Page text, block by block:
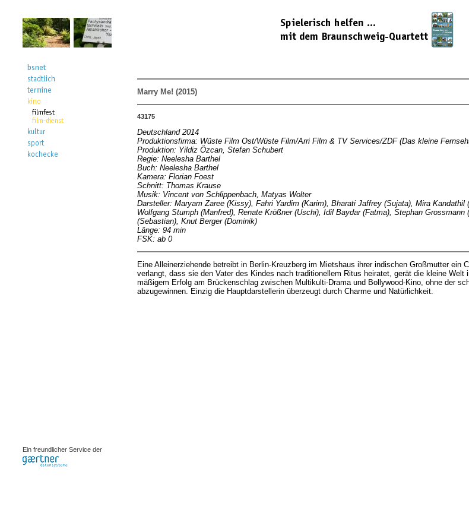
Marry Me! (2015)
43175
Deutschland 2014
Produktionsfirma: Wüste Film Ost/Wüste Film/Arri Film & TV Services/ZDF (Das kleine
Produktion: Yildiz Özcan, Stefan Schubert
Regie: Neelesha Barthel
Buch: Neelesha Barthel
Kamera: Florian Foest
Schnitt: Thomas Krause
Musik: Vincent von Schlippenbach, Matyas Wolter
Darsteller: Maryam Zaree (Kissy), Fahri Yardim (Karim), Bharati Jaffrey (Sujata), Mira Kandathil
Wolfgang Stumph (Manfred), Renate Krößner (Uschi), Idil Baydar (Fatma), Stephan
(Sebastian), Knut Berger (Dominik)
Länge: 94 min
FSK: ab 0
Eine Alleinerziehende betreibt in Berlin-Kreuzberg im Mietshaus ihrer indischen Großmutter ein
verlangt, dass sie den Vater des Kindes nach traditionellem Ritus heiratet, gerät die kleine
mäßigem Erfolg am Brückenschlag zwischen Multikulti-Drama und Bollywood-Kino, ohne der
abzugewinnen. Einzig die Hauptdarstellerin überzeugt durch Charme und Natürlichkeit.
Ein freundlicher Service der